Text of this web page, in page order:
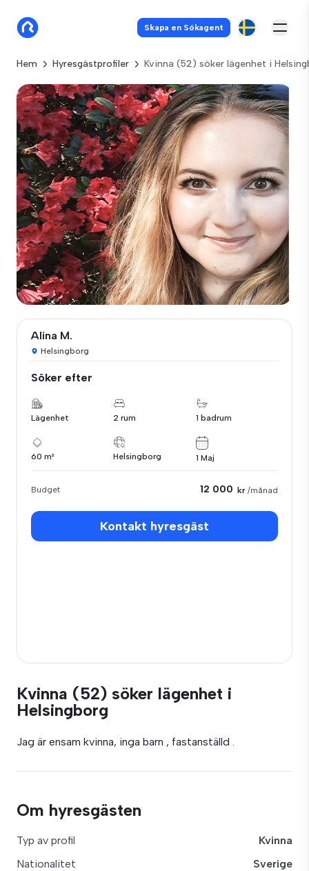
Skapa en Sökagent
Hem Hyresgästprofiler Kvinna (52) söker lägenhet i
Alina M.
Helsingborg
Söker efter
Lägenhet 2 rum 1 badrum
60 m² Helsingborg 1 Maj
Budget 12 000 kr /månad
Kontakt hyresgäst
Kvinna (52) söker lägenhet i
Helsingborg
Jag är ensam kvinna, inga barn , fastanställd .
Om hyresgästen
Typ av profil
Kvinna
Nationalitet
Sverige